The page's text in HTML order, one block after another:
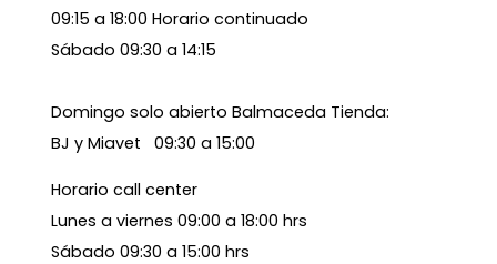
09:15 a 18:00 Horario continuado
Sábado 09:30 a 14:15
Domingo solo abierto Balmaceda Tienda:
BJ y Miavet 09:30 a 15:00
Horario call center
Lunes a viernes 09:00 a 18:00 hrs
Sábado 09:30 a 15:00 hrs